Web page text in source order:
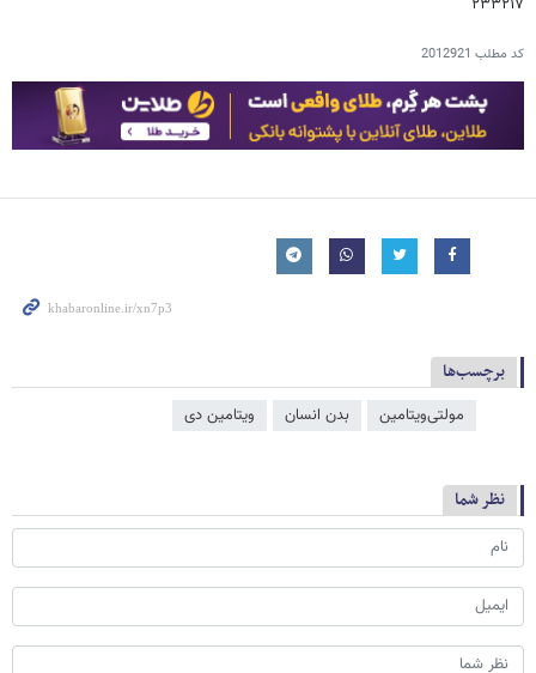
کد مطلب 2012921
برچسب‌ها
مولتی‌ویتامین بدن انسان ویتامین دی
نظر شما